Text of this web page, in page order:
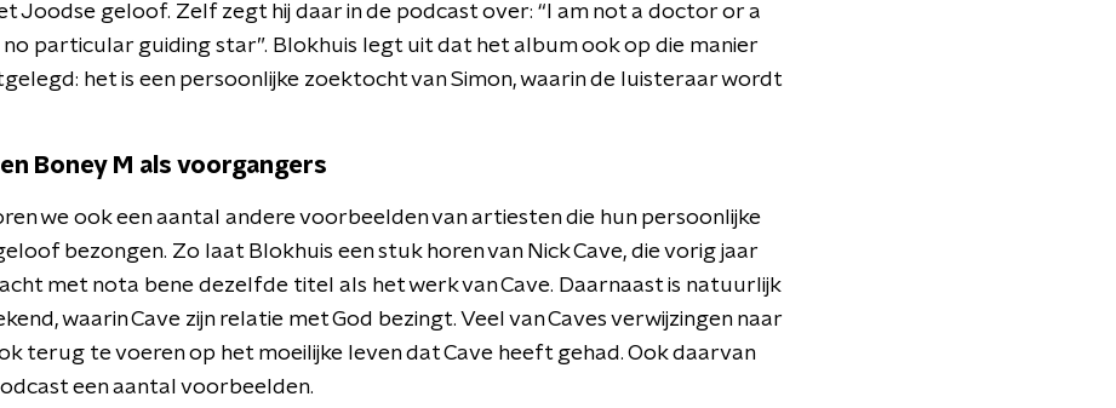
Joodse geloof. Zelf zegt hij daar in de podcast over: “I am not a doctor or a
no particular guiding star”. Blokhuis legt uit dat het album ook op die manier
het is een persoonlijke zoektocht van Simon, waarin de luisteraar wordt
en Boney M als voorgangers
we ook een aantal andere voorbeelden van artiesten die hun persoonlijke
bezongen. Zo laat Blokhuis een stuk horen van Nick Cave, die vorig jaar
met nota bene dezelfde titel als het werk van Cave. Daarnaast is natuurlijk
waarin Cave zijn relatie met God bezingt. Veel van Caves verwijzingen naar
terug te voeren op het moeilijke leven dat Cave heeft gehad. Ook daarvan
een aantal voorbeelden.